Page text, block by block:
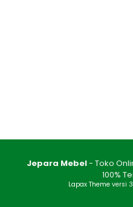
Jepara Mebel- Toko
100%
Lapax Theme versi